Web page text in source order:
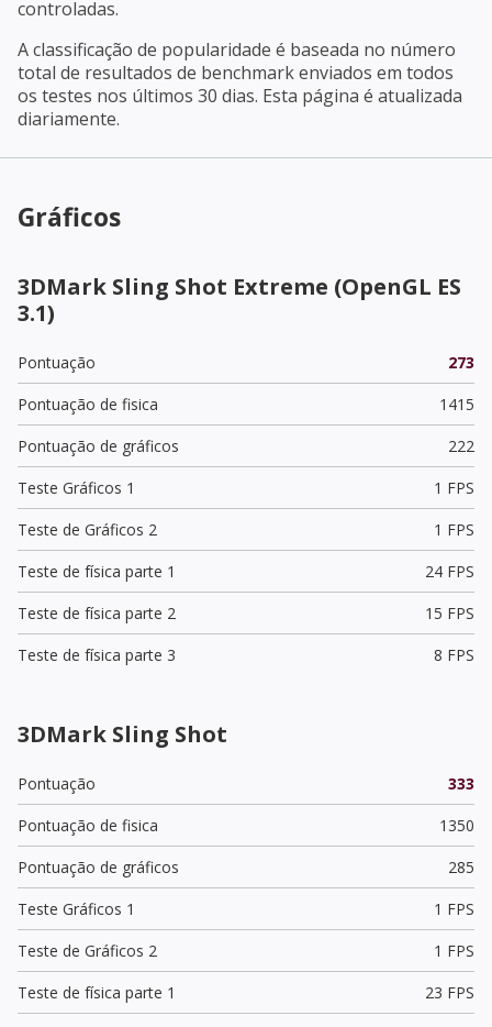
controladas.
A classificação de popularidade é baseada no número
total de resultados de benchmark enviados em todos
os testes nos últimos 30 dias. Esta página é atualizada
diariamente.
Gráficos
3DMark Sling Shot Extreme (OpenGL ES
3.1)
Pontuação
273
Pontuação de fisica
1415
Pontuação de gráficos
222
Teste Gráficos 1
1 FPS
Teste de Gráficos 2
1 FPS
Teste de física parte 1
24 FPS
Teste de física parte 2
15 FPS
Teste de física parte 3
8 FPS
3DMark Sling Shot
Pontuação
333
Pontuação de fisica
1350
Pontuação de gráficos
285
Teste Gráficos 1
1 FPS
Teste de Gráficos 2
1 FPS
Teste de física parte 1
23 FPS